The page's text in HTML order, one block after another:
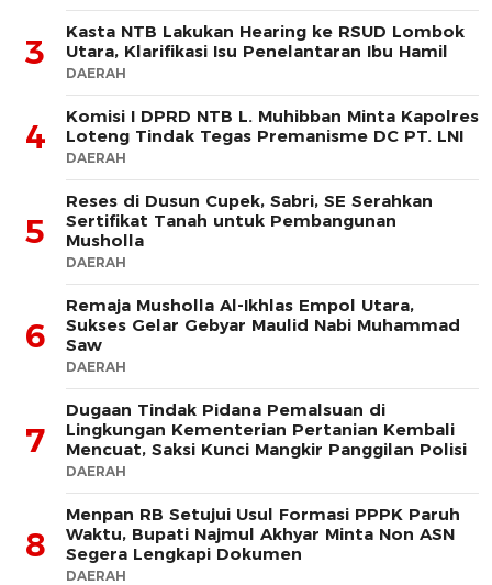
3
Kasta NTB Lakukan Hearing ke RSUD Lombok
Utara, Klarifikasi Isu Penelantaran Ibu Hamil
DAERAH
4
Komisi I DPRD NTB L. Muhibban Minta Kapolres
Loteng Tindak Tegas Premanisme DC PT. LNI
DAERAH
5
Reses di Dusun Cupek, Sabri, SE Serahkan
Sertifikat Tanah untuk Pembangunan
Musholla
DAERAH
6
Remaja Musholla Al-Ikhlas Empol Utara,
Sukses Gelar Gebyar Maulid Nabi Muhammad
Saw
DAERAH
7
Dugaan Tindak Pidana Pemalsuan di
Lingkungan Kementerian Pertanian Kembali
Mencuat, Saksi Kunci Mangkir Panggilan Polisi
DAERAH
8
Menpan RB Setujui Usul Formasi PPPK Paruh
Waktu, Bupati Najmul Akhyar Minta Non ASN
Segera Lengkapi Dokumen
DAERAH